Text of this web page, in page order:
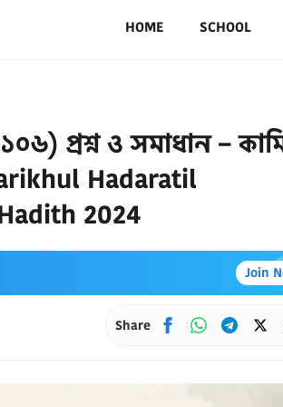
HOME SCHOOL
প্রশ্ন ও সমাধান –
Hadaratil
2024
Join
Share